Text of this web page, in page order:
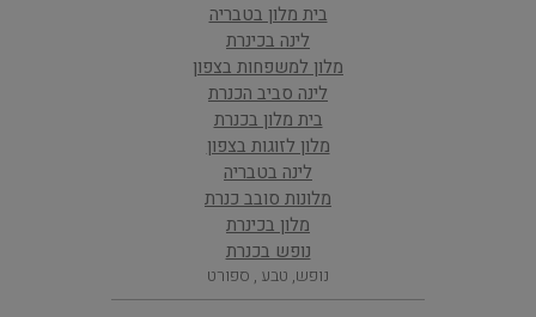
בית מלון בטבריה
לינה בכינרת
מלון למשפחות בצפון
לינה סביב הכנרת
בית מלון בכנרת
מלון לזוגות בצפון
לינה בטבריה
מלונות סובב כנרת
מלון בכינרת
נופש בכנרת
נופש, טבע , ספורט